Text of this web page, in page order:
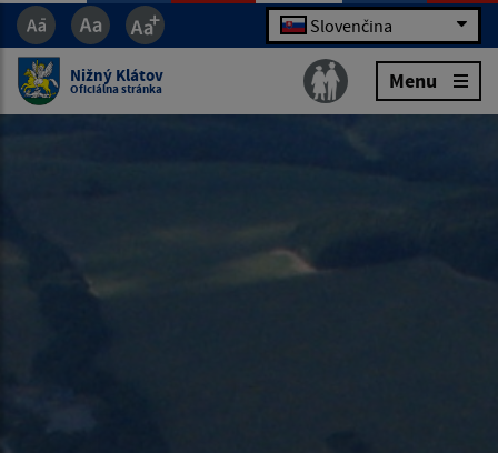
Slovenčina
Nižný Klátov
Oficiálna stránka Menu